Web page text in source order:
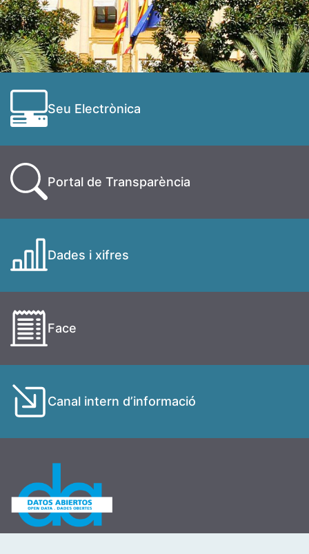
Seu Electrònica
Portal de Transparència
Dades i xifres
Face
Canal intern d’informació